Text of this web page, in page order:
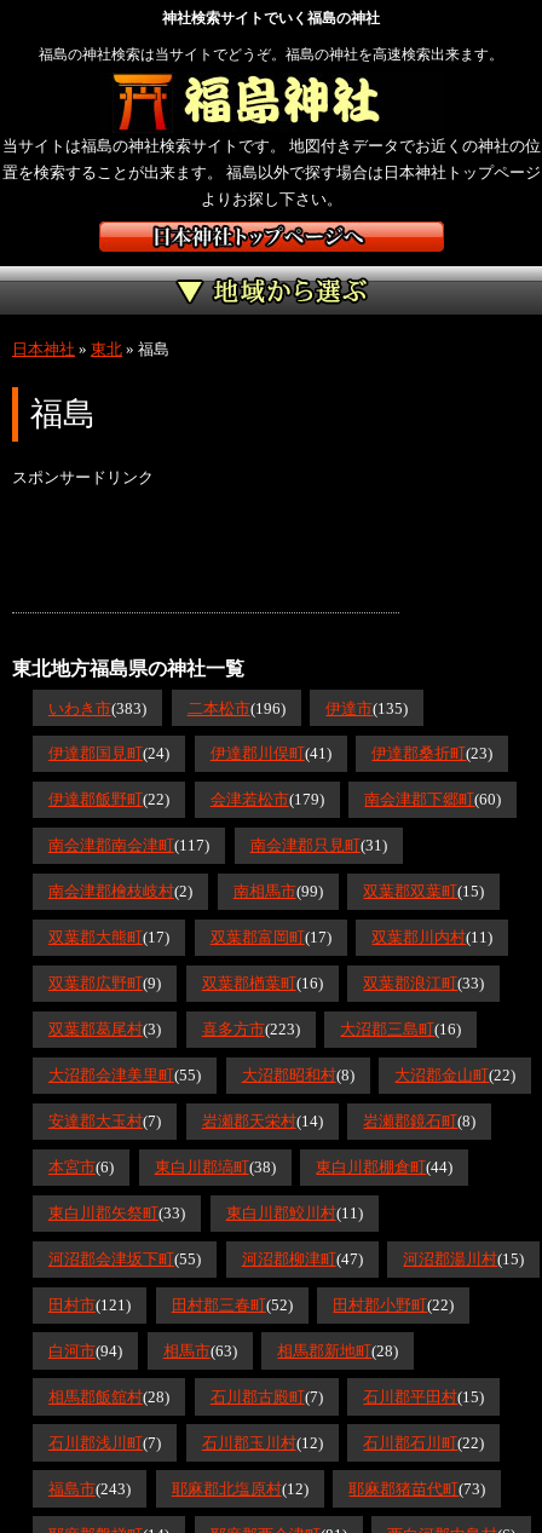
神社検索サイトでいく福島の神社
福島の神社検索は当サイトでどうぞ。福島の神社を高速検索出来ます。
当サイトは福島の神社検索サイトです。 地図付きデータでお近くの神社の位
置を検索することが出来ます。 福島以外で探す場合は日本神社トップページ
よりお探し下さい。
日本神社 » 東北 » 福島
福島
スポンサードリンク
東北地方福島県の神社一覧
いわき市(383) 二本松市(196) 伊達市(135)
伊達郡国見町(24) 伊達郡川俣町(41) 伊達郡桑折町(23)
伊達郡飯野町(22) 会津若松市(179) 南会津郡下郷町(60)
南会津郡南会津町(117) 南会津郡只見町(31)
南会津郡檜枝岐村(2) 南相馬市(99) 双葉郡双葉町(15)
双葉郡大熊町(17) 双葉郡富岡町(17) 双葉郡川内村(11)
双葉郡広野町(9) 双葉郡楢葉町(16) 双葉郡浪江町(33)
双葉郡葛尾村(3) 喜多方市(223) 大沼郡三島町(16)
大沼郡会津美里町(55) 大沼郡昭和村(8) 大沼郡金山町(22)
安達郡大玉村(7) 岩瀬郡天栄村(14) 岩瀬郡鏡石町(8)
本宮市(6) 東白川郡塙町(38) 東白川郡棚倉町(44)
東白川郡矢祭町(33) 東白川郡鮫川村(11)
河沼郡会津坂下町(55) 河沼郡柳津町(47) 河沼郡湯川村(15)
田村市(121) 田村郡三春町(52) 田村郡小野町(22)
白河市(94) 相馬市(63) 相馬郡新地町(28)
相馬郡飯舘村(28) 石川郡古殿町(7) 石川郡平田村(15)
石川郡浅川町(7) 石川郡玉川村(12) 石川郡石川町(22)
福島市(243) 耶麻郡北塩原村(12) 耶麻郡猪苗代町(73)